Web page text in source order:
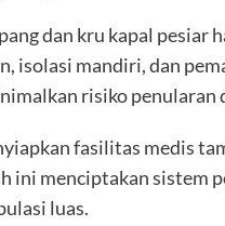
dan kru kapal
isolasi mandiri, dan
risiko penularan
fasilitas medis
ini menciptakan sistem
luas.